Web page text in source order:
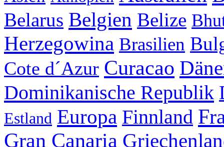
Belarus Belgien Belize
Herzegowina Brasilien
Cote d´Azur Curacao
Dominikanische Republik
Estland Europa Finnland
Gran Canaria